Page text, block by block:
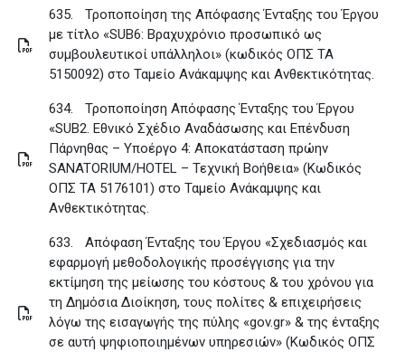
635.
Τροποποίηση της Απόφασης Ένταξης του Έργου
με τίτλο «SUB6: Βραχυχρόνιο προσωπικό ως
συμβουλευτικοί υπάλληλοι» (κωδικός ΟΠΣ ΤΑ
5150092) στο Ταμείο Ανάκαμψης και Ανθεκτικότητας.
634.
Τροποποίηση Απόφασης Ένταξης του Έργου
«SUB2. Εθνικό Σχέδιο Αναδάσωσης και Επένδυση
Πάρνηθας – Υποέργο 4: Αποκατάσταση πρώην
SANATORIUM/HOTEL – Τεχνική Βοήθεια» (Κωδικός
ΟΠΣ ΤΑ 5176101) στο Ταμείο Ανάκαμψης και
Ανθεκτικότητας.
633.
Απόφαση Ένταξης του Έργου «Σχεδιασμός και
εφαρμογή μεθοδολογικής προσέγγισης για την
εκτίμηση της μείωσης του κόστους & του χρόνου για
τη Δημόσια Διοίκηση, τους πολίτες & επιχειρήσεις
λόγω της εισαγωγής της πύλης «gov.gr» & της ένταξης
σε αυτή ψηφιοποιημένων υπηρεσιών» (Κωδικός ΟΠΣ